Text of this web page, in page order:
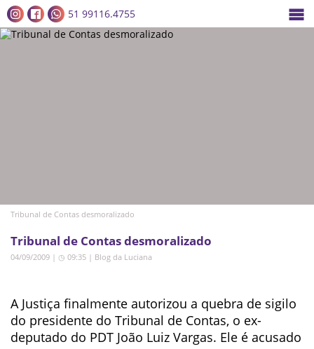
51 99116.4755
Tribunal de Contas desmoralizado
Tribunal de Contas desmoralizado
04/09/2009 | ◷ 09:35 | Blog da Luciana
A Justiça finalmente autorizou a quebra de sigilo
do presidente do Tribunal de Contas, o ex-
deputado do PDT João Luiz Vargas. Ele é acusado